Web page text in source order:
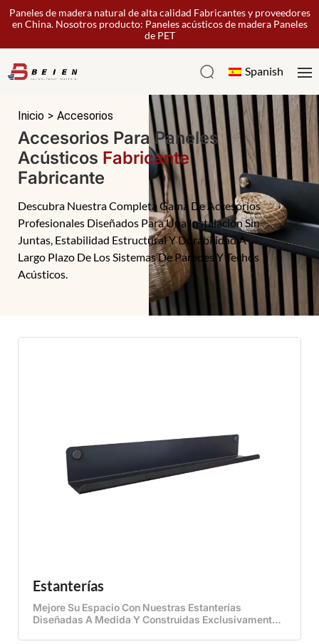
Paneles de madera natural de alta calidad Fabricantes y proveedores
en China. Nosotros producto: Paneles acústicos de madera Paneles
de PET
Spanish
Inicio > Accesorios
Accesorios Para Paneles
Acústicos Fabricante
Fabricante
Descubra Nuestra Completa Gama De Accesorios
Profesionales Diseñados Para Una Instalación Sin
Juntas, Estabilidad Estructural Y Durabilidad A
Largo Plazo De Los Sistemas De Paredes Y Techos
Acústicos.
Estanterías
Mejore Su Espacio Con Nuestras Estanterías
Diseñadas A Medida Y Construidas Exclusivamente